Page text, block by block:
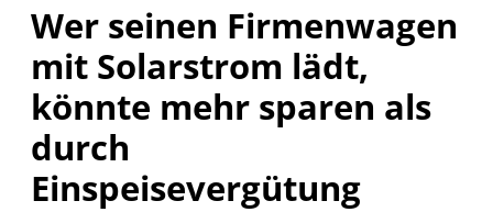
Wer seinen Firmenwagen
mit Solarstrom lädt,
könnte mehr sparen als
durch
Einspeisevergütung